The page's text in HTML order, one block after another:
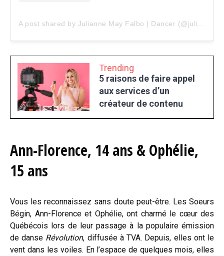
Trending
5 raisons de faire appel
aux services d’un
créateur de contenu
Ann-Florence, 14 ans & Ophélie,
15 ans
Vous les reconnaissez sans doute peut-être. Les Soeurs
Bégin, Ann-Florence et Ophélie, ont charmé le cœur des
Québécois lors de leur passage à la populaire émission
de danse Révolution, diffusée à TVA. Depuis, elles ont le
vent dans les voiles. En l’espace de quelques mois, elles